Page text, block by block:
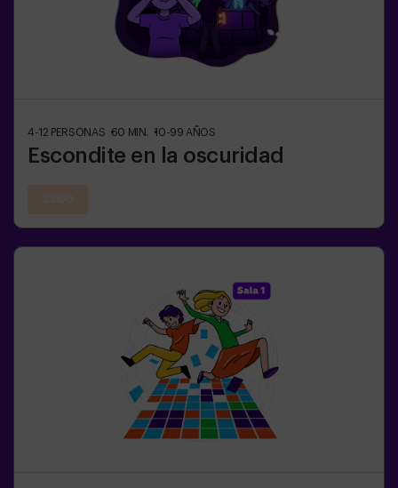
4-12 PERSONAS 60 MIN. 10-99 AÑOS
Escondite en la oscuridad